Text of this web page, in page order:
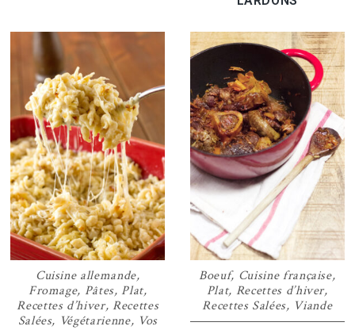
Cuisine allemande,
Fromage, Pâtes, Plat,
Recettes d’hiver, Recettes
Salées, Végétarienne, Vos
Boeuf, Cuisine française,
Plat, Recettes d’hiver,
Recettes Salées, Viande